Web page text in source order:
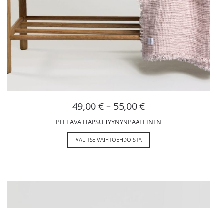
49,00€– 55,00€
PELLAVA HAPSU TYYNYNPÄÄLLINEN
VALITSE VAIHTOEHDOISTA